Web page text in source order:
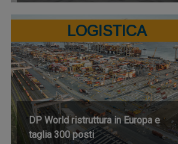
LOGISTICA
DP World ristruttura in Europa e
taglia 300 posti